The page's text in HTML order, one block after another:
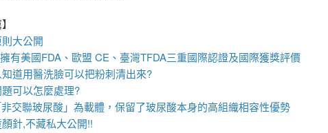
大公開
擁有美國FDA、歐盟 CE、臺灣TFDA三重國際認證及國際獲獎評價
道用醫洗臉可以把粉刺清出來?
可以怎麼處理?
交聯玻尿酸」為載體，保留了玻尿酸本身的高組織相容性優勢
針,不藏私大公開!!